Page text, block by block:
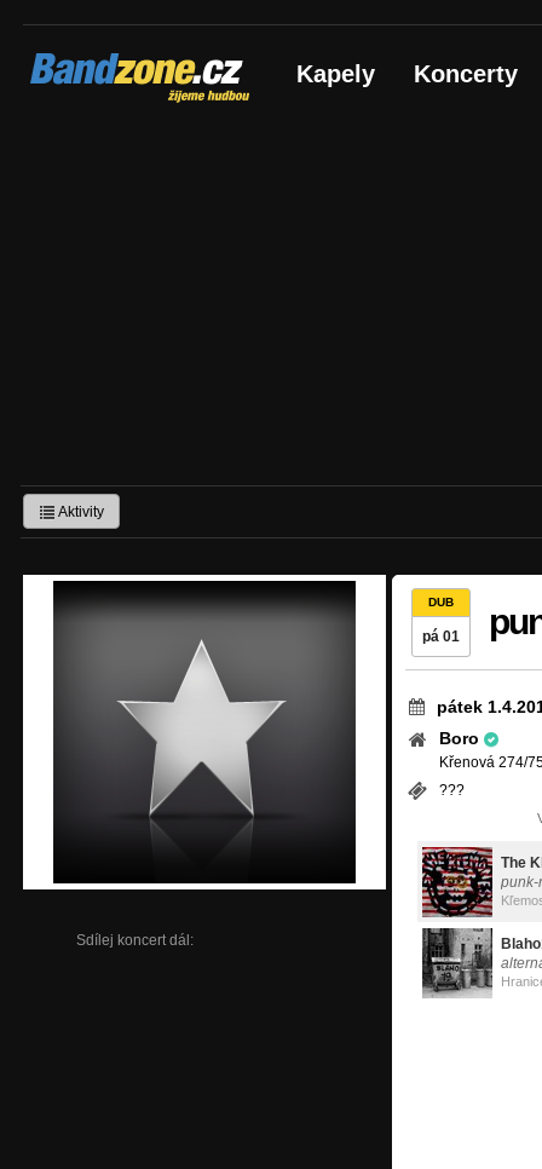
Bandzone.cz
žijeme hudbou Kapely Koncerty
Aktivity
Sdílej koncert dál:
DUB
pá 01
pátek
Boro
Křenová 274/
???
The
punk-